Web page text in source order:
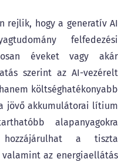
rejlik, hogy a generatív AI
felfedezési
éveket vagy akár
szerint az AI-vezérelt
költséghatékonyabb
jövő akkumulátorai lítium
alapanyagokra
a tiszta
az energiaellátás